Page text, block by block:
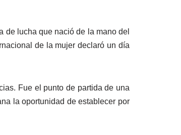
de lucha que nació de la mano del
de la mujer declaró un día
Fue el punto de partida de una
la oportunidad de establecer por